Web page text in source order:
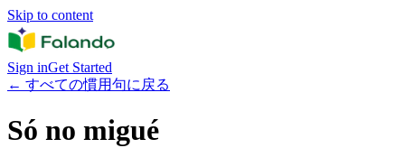
Skip to content
Sign inGet Started
← すべての慣用句に戻る
Só no migué